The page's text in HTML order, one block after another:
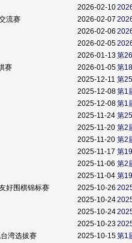
2026-02-10
流赛 2026-02-07
2026-02-06
2026-02-05
2026-01-13第
赛 2026-01-05第
2025-12-11 第
2025-12-08第1
2025-12-08第1
2025-11-24 第
2025-11-20 第2
2025-11-20 第2
2025-11-17 第
2025-11-06 第2
2025-11-04 第
好围棋锦标赛 2025-10-26
2025-10-24
2025-10-24
2025-10-23
湾选拔赛 2025-10-15第1